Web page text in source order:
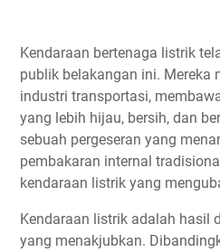
Kendaraan bertenaga listrik
publik belakangan ini. Mereka
industri transportasi,
yang lebih hijau, bersih, dan
sebuah pergeseran yang
pembakaran internal
kendaraan listrik yang
Kendaraan listrik adalah hasil
yang menakjubkan.